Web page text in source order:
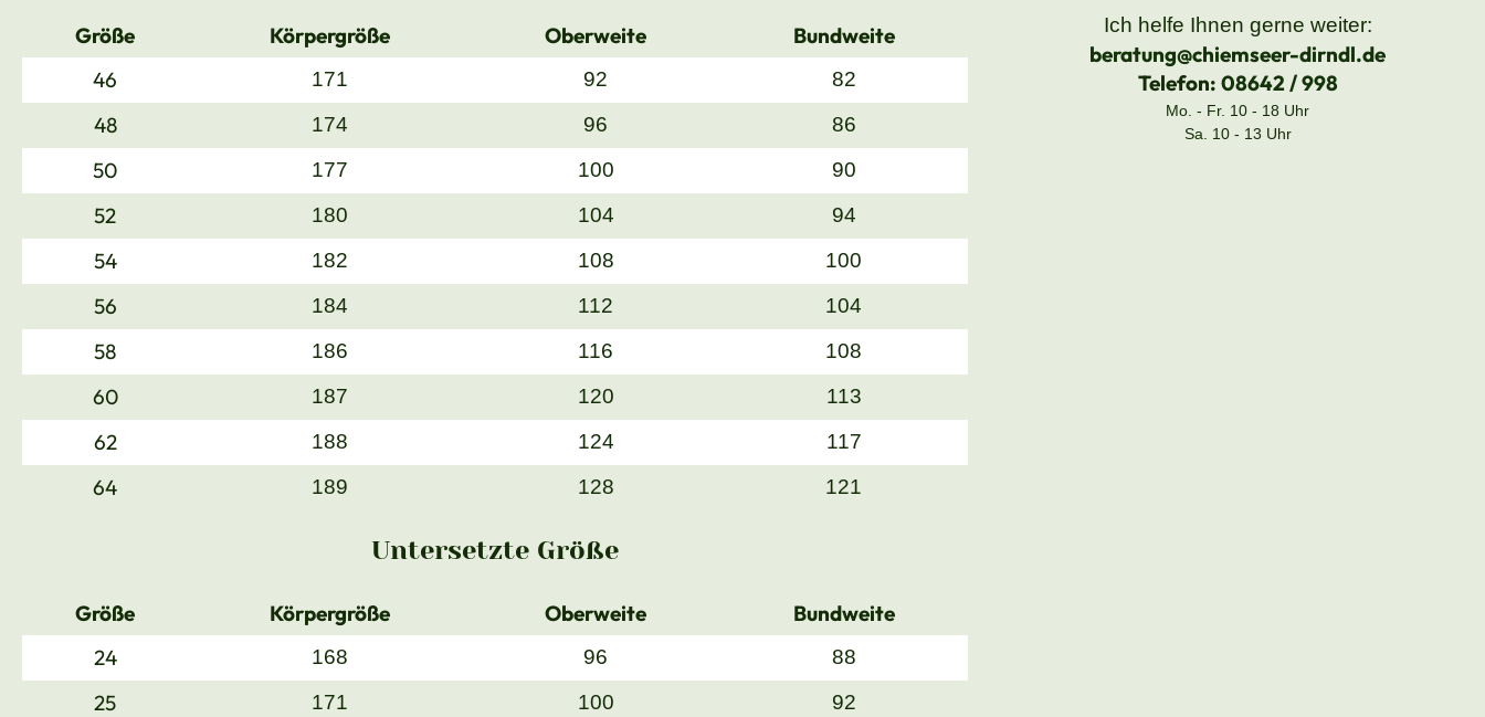
Größe Körpergröße Oberweite
Bundweite
46
171 92 82
48 174 96 86
50 177 100 90
52 180 104 94
54 182 108 100
56 184 112 104
58 186 116 108
60 187 120 113
62 188 124 117
64 189 128 121
Untersetzte Größe
Größe Körpergröße Oberweite
Bundweite
24
168 96 88
25 171 100 92
Ich helfe Ihnen gerne weiter:
beratung@chiemseer-dirndl.de
Telefon: 08642 / 998
Mo. - Fr. 10 - 18 Uhr
Sa. 10 - 13 Uhr